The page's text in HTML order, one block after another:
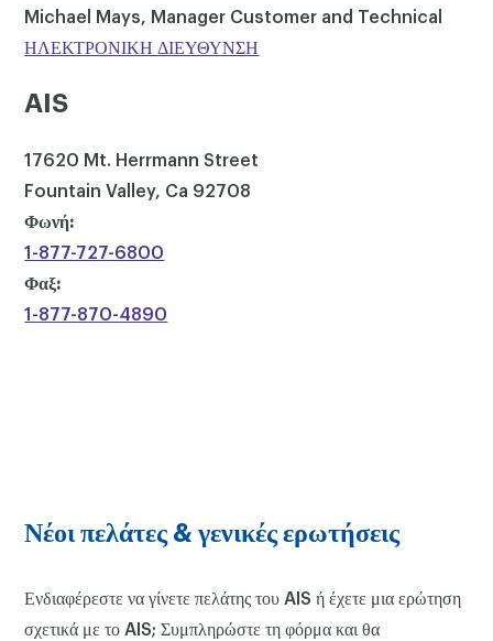
Michael Mays, Manager Customer and Technical
ΗΛΕΚΤΡΟΝΙΚΗ ΔΙΕΥΘΥΝΣΗ
AIS
17620 Mt. Herrmann Street
Fountain Valley, Ca 92708
Φωνή:
1-877-727-6800
Φαξ:
1-877-870-4890
Νέοι πελάτες & γενικές ερωτήσεις
Ενδιαφέρεστε να γίνετε πελάτης του AIS ή έχετε μια ερώτηση
σχετικά με το AIS; Συμπληρώστε τη φόρμα και θα